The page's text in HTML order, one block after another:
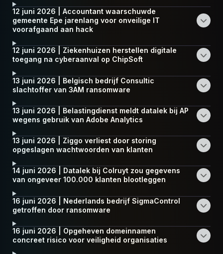
12 juni 2026 | Accountant waarschuwde
gemeente Epe jarenlang voor onveilige IT
voorafgaand aan hack
12 juni 2026 | Ziekenhuizen herstellen digitale
toegang na cyberaanval op ChipSoft
13 juni 2026 | Belgisch bedrijf Consultic
slachtoffer van 3AM ransomware
13 juni 2026 | Belastingdienst meldt datalek bij AP
wegens gebruik van Adobe Analytics
13 juni 2026 | Ziggo verliest door storing
opgeslagen wachtwoorden van klanten
14 juni 2026 | Datalek bij Colruyt zou gegevens
van ongeveer 100.000 klanten blootleggen
16 juni 2026 | Nederlands bedrijf SigmaControl
getroffen door ransomware
16 juni 2026 | Opgeheven domeinnamen
concreet risico voor veiligheid organisaties